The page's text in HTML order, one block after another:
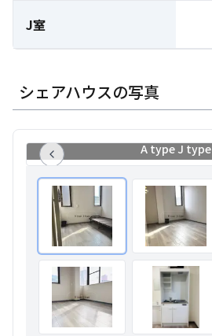
J室
シェアハウスの写真
A type J type